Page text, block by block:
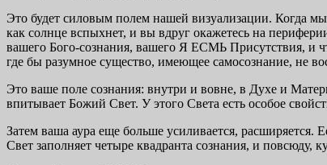
Это будет силовым полем нашей визуализации. Когда
как солнце вспыхнет, и вы вдруг окажетесь на
вашего Бого-сознания, вашего Я ЕСМЬ Присутствия, и
где бы разумное существо, имеющее самосознание, не
Это ваше поле сознания: внутри и вовне, в Духе и
впитывает Божий Свет. У этого Света есть особое
Затем ваша аура еще больше усиливается, расширяется.
Свет заполняет четыре квадранта сознания, и повсюду,